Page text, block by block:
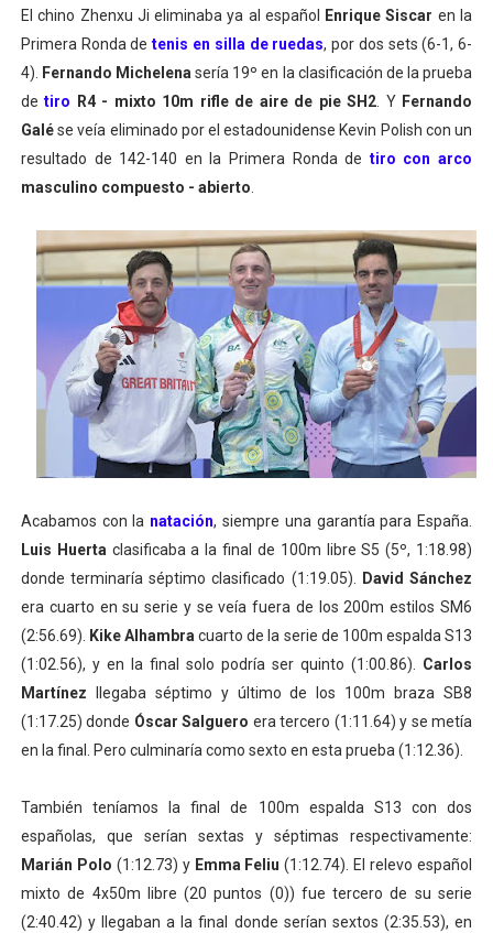
El chino Zhenxu Ji eliminaba ya al español Enrique Siscar en la
Primera Ronda detenis en silla de ruedas, por dos sets (6-1, 6-
4).
Fernando Michelena sería 19º en la clasificación de la prueba
detiro R4 - mixto 10m rifle de aire de pie SH2 . Y Fernando
Galése veía eliminado por el estadounidense Kevin Polish con un
resultado de 142-140 en la Primera Ronda de tiro con arco
masculino compuesto - abierto
Acabamos con la natación, siempre una garantía para España.
Luis Huerta clasificaba a la final de 100m libre S5 (5º, 1:18.98)
donde terminaría séptimo clasificado (1:19.05).
David Sánchez
era cuarto en su serie y se veía fuera de los 200m estilos SM6
(2:56.69).
Kike Alhambra cuarto de la serie de 100m espalda S13
(1:02.56), y en la final solo podría ser quinto (1:00.86). Carlos
Martínez llegaba séptimo y último de los 100m braza SB8
(1:17.25) donde Óscar Salguero era tercero (1:11.64) y se metía
en la final. Pero culminaría como sexto en esta prueba (1:12.36).
También teníamos la final de 100m espalda S13 con dos
españolas, que serían sextas y séptimas respectivamente:
Marián Polo (1:12.73) yEmma Feliu (1:12.74). El relevo español
mixto de 4x50m libre (20 puntos (0)) fue tercero de su serie
(2:40.42) y llegaban a la final donde serían sextos (2:35.53), en